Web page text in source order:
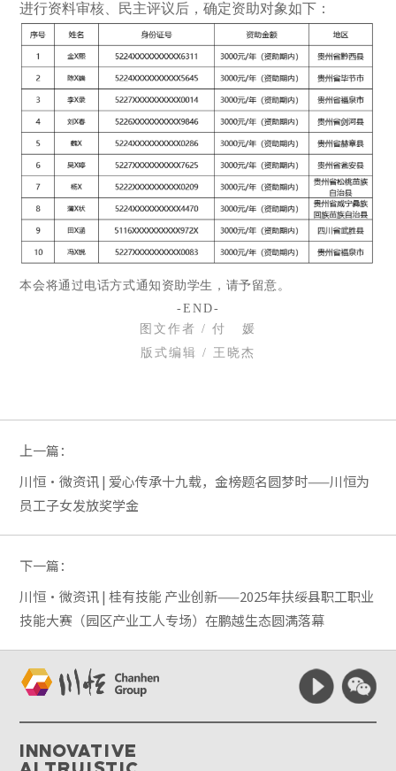
进行资料审核、民主评议后，确定资助对象如下：
本会将通过电话方式通知资助学生，请予留意。
-END-
图文作者 / 付 媛
版式编辑 / 王晓杰
上一篇：
川恒·微资讯 | 爱心传承十九载，金榜题名圆梦时——川恒为
员工子女发放奖学金
下一篇：
川恒·微资讯 | 桂有技能 产业创新——2025年扶绥县职工职业
技能大赛（园区产业工人专场）在鹏越生态圆满落幕
Innovative